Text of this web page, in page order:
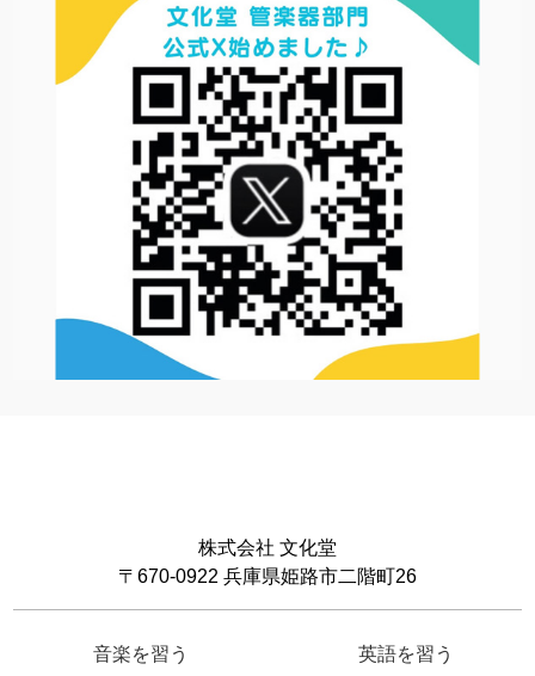
株式会社 文化堂
〒670-0922 兵庫県姫路市二階町26
音楽を習う 英語を習う